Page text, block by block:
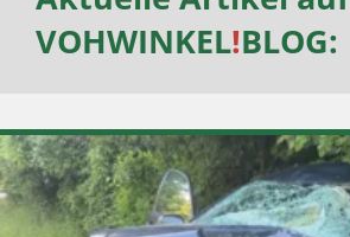
VOHWINKEL!BLOG: